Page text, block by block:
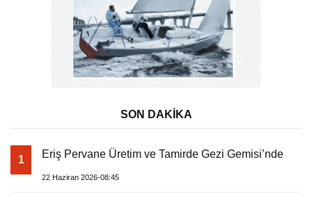
SON DAKİKA
1 Eriş Pervane Üretim ve Tamirde Gezi Gemisi’nde
22 Haziran 2026-08:45